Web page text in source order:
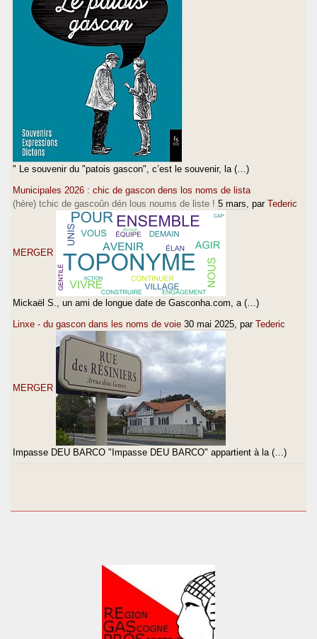
" Le souvenir du "patois gascon", c’est le souvenir, la (…)
Municipales 2026 : chic de gascon dens los noms de lista
(hère) tchic de gascoûn dén lous noums de liste ! 5 mars , par Tederic
MERGER
Mickaël S., un ami de longue date de Gasconha.com, a (…)
Linxe - du gascon dans les noms de voie 30 mai 2025 , par Tederic
MERGER
Impasse DEU BARCO "Impasse DEU BARCO" appartient à la (…)